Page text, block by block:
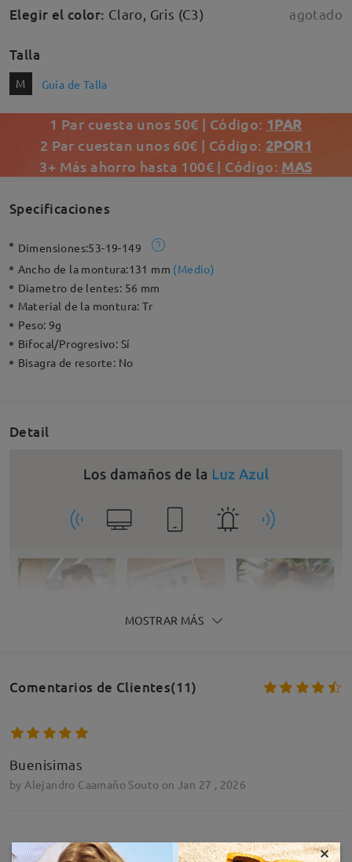
Elegir el color: Claro, Gris (C3) agotado
Talla
M Guía de Talla
1 Par cuesta unos 50€ | Código: 1PAR
2 Par cuestan unos 60€ | Código: 2POR1
3+ Más ahorro hasta 100€ | Código: MAS
Specificaciones
Dimensiones:53-19-149
Ancho de la montura:131 mm (Medio)
Diametro de lentes: 56 mm
Material de la montura:Tr
Peso: 9g
Bifocal/Progresivo: Sí
Bisagra de resorte: No
Detail
MOSTRAR MÁS
Comentarios de Clientes(11)
Buenisimas
by Alejandro Caamaño Souto on Jan 27 , 2026
×